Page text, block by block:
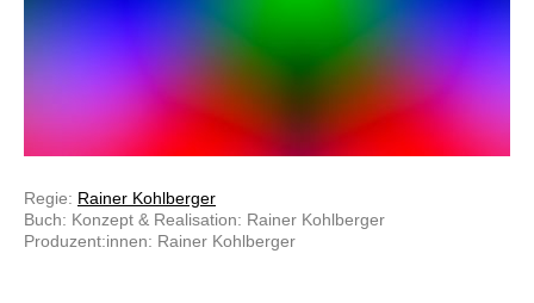
Regie: Rainer Kohlberger
Buch: Konzept & Realisation: Rainer Kohlberger
Produzent:innen: Rainer Kohlberger